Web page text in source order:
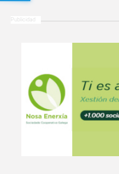
Salto a contenido